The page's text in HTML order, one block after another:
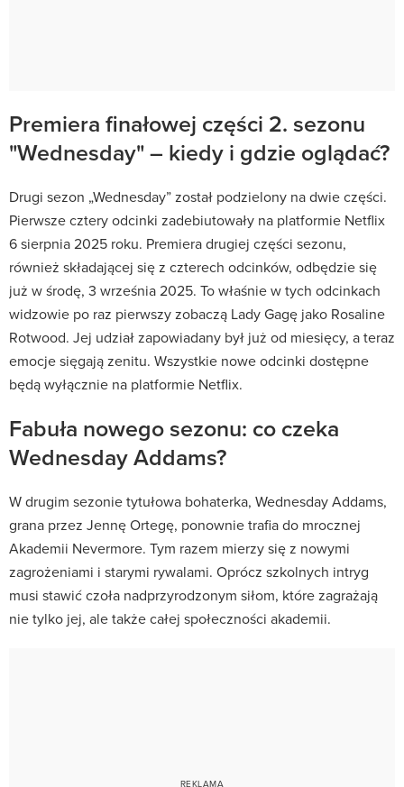
Premiera finałowej części 2. sezonu
"Wednesday" – kiedy i gdzie oglądać?
Drugi sezon „Wednesday” został podzielony na dwie części.
Pierwsze cztery odcinki zadebiutowały na platformie Netflix
6 sierpnia 2025 roku. Premiera drugiej części sezonu,
również składającej się z czterech odcinków, odbędzie się
już w środę, 3 września 2025. To właśnie w tych odcinkach
widzowie po raz pierwszy zobaczą Lady Gagę jako Rosaline
Rotwood. Jej udział zapowiadany był już od miesięcy, a teraz
emocje sięgają zenitu. Wszystkie nowe odcinki dostępne
będą wyłącznie na platformie Netflix.
Fabuła nowego sezonu: co czeka
Wednesday Addams?
W drugim sezonie tytułowa bohaterka, Wednesday Addams,
grana przez Jennę Ortegę, ponownie trafia do mrocznej
Akademii Nevermore. Tym razem mierzy się z nowymi
zagrożeniami i starymi rywalami. Oprócz szkolnych intryg
musi stawić czoła nadprzyrodzonym siłom, które zagrażają
nie tylko jej, ale także całej społeczności akademii.